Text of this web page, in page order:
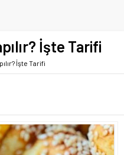
İşte Tarifi
İşte Tarifi